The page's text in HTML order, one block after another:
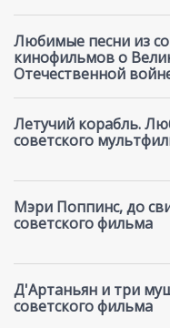
Любимые песни из
кинофильмов о
Отечественной
Летучий корабль.
советского
Мэри Поппинс, до
советского фильма
Д'Артаньян и три
советского фильма